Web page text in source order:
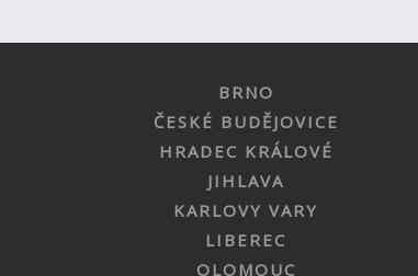
BRNO
ČESKÉ BUDĚJOVICE
HRADEC KRÁLOVÉ
JIHLAVA
KARLOVY VARY
LIBEREC
OLOMOUC